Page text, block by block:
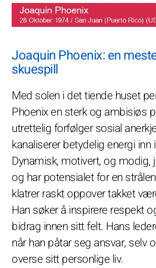
Joaquin Phoenix: en
skuespill
Med solen i det tiende huset
Phoenix en sterk og ambisiøs
utrettelig forfølger sosial
kanaliserer betydelig energi
Dynamisk, motivert, og modig,
og har potensialet for en
klatrer raskt oppover takket
Han søker å inspirere respekt
bidrag innen sitt felt. Hans
når han påtar seg ansvar, selv
overse sitt personlige liv.